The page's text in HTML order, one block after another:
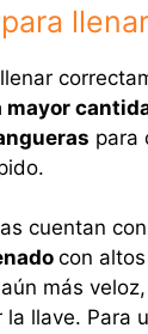
mayor
para
cuentan con
con
más
llave. Para